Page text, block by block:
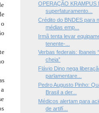
OPERAÇÃO
superfaturamento...
Crédito do BNDES para
médias emp...
Irmã tenta levar
tenente-...
Verbas federais: Ibaneis
cheia”
Flávio Dino nega
parlamentare...
Pedro Augusto Pinho:
Brasil a der...
Médicos alertam para
de artifí...